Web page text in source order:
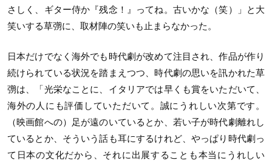
さしく、ギター侍か『残念！』ってね。古いかな（笑）」と大
笑いする草彅に、取材陣の笑いも止まらなかった。
日本だけでなく海外でも時代劇が改めて注目され、作品が作り
続けられている状況を踏まえつつ、時代劇の思いを訊かれた草
彅は、「光栄なことに、イタリアでは早くも賞をいただいて、
海外の人にも評価していただいて。誠にうれしい次第です。
（映画館への）足が遠のいているとか、若い子が時代劇離れし
ているとか、そういう話も耳にするけれど、やっぱり時代劇っ
て日本の文化だから、それに出展することも本当にうれしい